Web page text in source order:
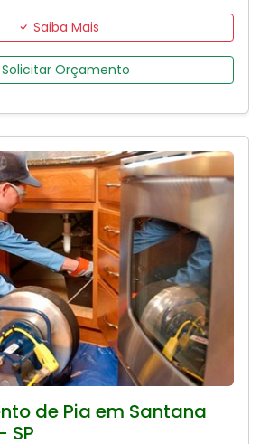
Saiba Mais
Solicitar Orçamento
de Pia em Santana
SP